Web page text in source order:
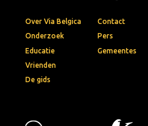
Over Via Belgica
Onderzoek
Educatie
Vrienden
De gids
Contact
Pers
Gemeentes